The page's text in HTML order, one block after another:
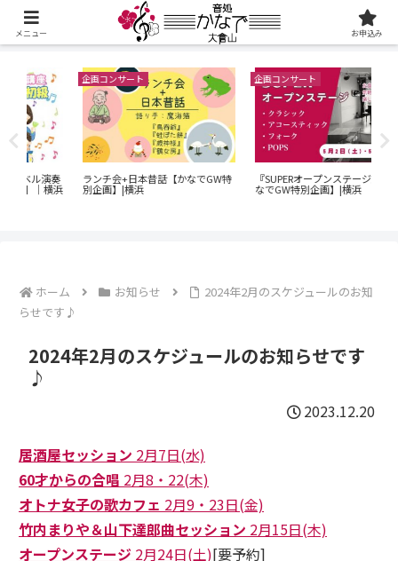
企画コンサート
ランチ会+日本昔話【かなでGW特
別企画】|横浜
企画コンサート
『SUPERオープンステージ』【か
なでGW特別企画】|横浜
ホーム お知らせ
2024年2月のスケジュールのお知
らせです♪
2024年2月のスケジュールのお知らせです
♪
2023.12.20
居酒屋セッション 2月7日(水)
60才からの合唱 2月8・22(木)
オトナ女子の歌カフェ 2月9・23日(金)
竹内まりや＆山下達郎曲セッション 2月15日(木)
オープンステージ 2月24日(土)[要予約]
メニュー お申込み